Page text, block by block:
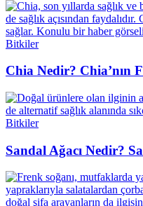
Bitkiler
Chia Nedir? Chia’nın
Bitkiler
Sandal Ağacı Nedir?